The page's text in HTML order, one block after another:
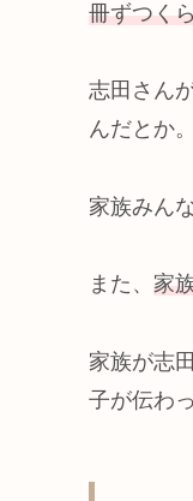
冊ずつく
志田さん
んだとか。
家族みん
また、 家
家族が志
子が伝わ